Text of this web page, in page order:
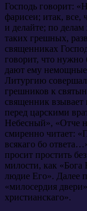
Господь говорит:
фарисеи; итак, все,
и делайте; по
таких грешных,
священниках
говорит, что нужно
дают ему
Литургию
грешников к
священник
перед царскими
Небесный», «Отче
смиренно читает:
всякаго бо
просит простить
милости, как
людие Его». Далее
«милосердия
христианскаго».